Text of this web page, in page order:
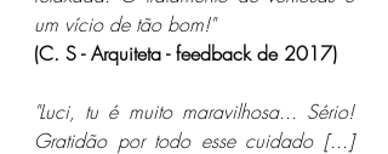
um vício de tão bom!"
(C. S - Arquiteta - feedback de 2017)
"Luci, tu é muito maravilhosa... Sério!
Gratidão por todo esse cuidado [...]